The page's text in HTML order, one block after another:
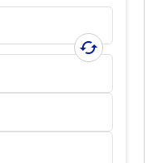
cached